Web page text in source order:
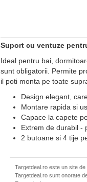
Suport cu ventuze
Ideal pentru bai,
sunt obligatorii. Permite
il poti monta pe toate
Design elegant,
Montare rapida si
Capace la capete
Extrem de durabil -
2 butoane si 4 tije
Targetdeal.ro este un site
Targetdeal.ro sunt onorate